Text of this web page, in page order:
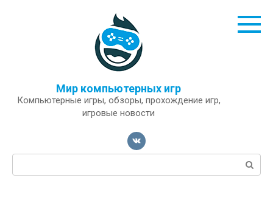
Мир компьютерных игр
Компьютерные игры, обзоры, прохождение игр,
игровые новости
Поиск: